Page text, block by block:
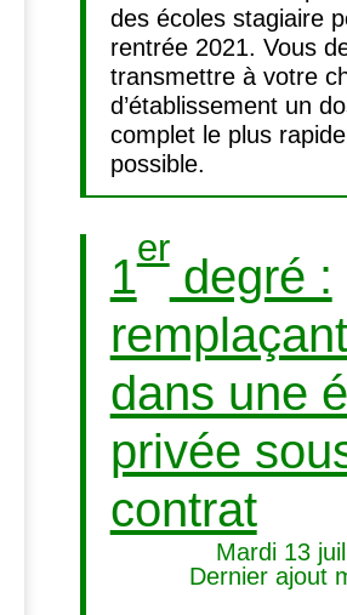
des écoles stagiaire
rentrée 2021. Vous
transmettre à votre
d’établissement un
complet le plus
possible.
1
er
degré :
remplaçant
dans une
privée
contrat
Mardi 13
Dernier ajout